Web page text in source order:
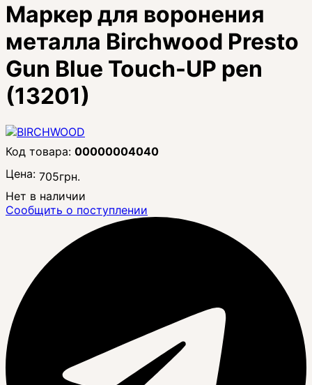
Маркер для воронения
металла Birchwood Presto
Gun Blue Touch-UP pen
(13201)
00000004040
Цена: 705грн.
Нет в наличии
Сообщить о поступлении